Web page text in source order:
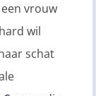
vrouw
wil
schat